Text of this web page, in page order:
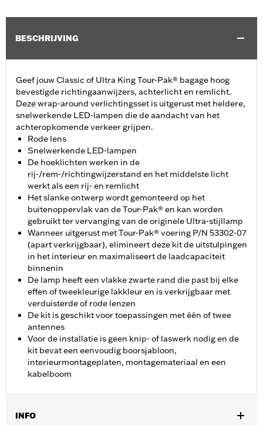
BESCHRIJVING
Geef jouw Classic of Ultra King Tour-Pak® bagage hoog
bevestigde richtingaanwijzers, achterlicht en remlicht.
Deze wrap-around verlichtingsset is uitgerust met heldere,
snelwerkende LED-lampen die de aandacht van het
achteropkomende verkeer grijpen.
Rode lens
Snelwerkende LED-lampen
De hoeklichten werken in de
rij-/rem-/richtingwijzerstand en het middelste licht
werkt als een rij- en remlicht
Het slanke ontwerp wordt gemonteerd op het
buitenoppervlak van de Tour-Pak® en kan worden
gebruikt ter vervanging van de originele Ultra-stijllamp
Wanneer uitgerust met Tour-Pak® voering P/N 53302-07
(apart verkrijgbaar), elimineert deze kit de uitstulpingen
in het interieur en maximaliseert de laadcapaciteit
binnenin
De lamp heeft een vlakke zwarte rand die past bij elke
effen of tweekleurige lakkleur en is verkrijgbaar met
verduisterde of rode lenzen
De kit is geschikt voor toepassingen met één of twee
antennes
Voor de installatie is geen knip- of laswerk nodig en de
kit bevat een eenvoudig boorsjabloon,
interieurmontageplaten, montagemateriaal en een
kabelboom
INFO